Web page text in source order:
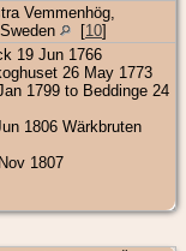
Vemmenhög,
[10]
19 Jun 1766
26 May 1773
1799 to Beddinge 24
1806 Wärkbruten
1807